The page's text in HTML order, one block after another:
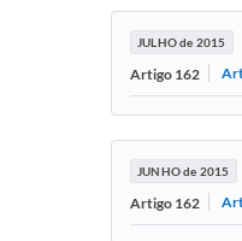
JULHO de 2015
Artigo 162
JUNHO de 2015
Artigo 162